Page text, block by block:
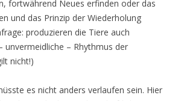
fortwährend Neues erfinden oder das
und das Prinzip der Wiederholung
produzieren die Tiere auch
unvermeidliche – Rhythmus der
nicht!)
es nicht anders verlaufen sein. Hier